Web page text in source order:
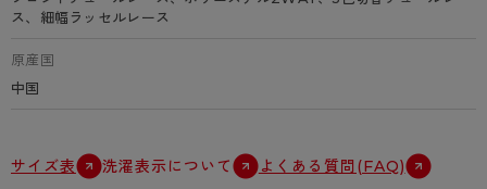
ス、細幅ラッセルレース
原産国
中国
サイズ表 洗濯表示について よくある質問(FAQ)